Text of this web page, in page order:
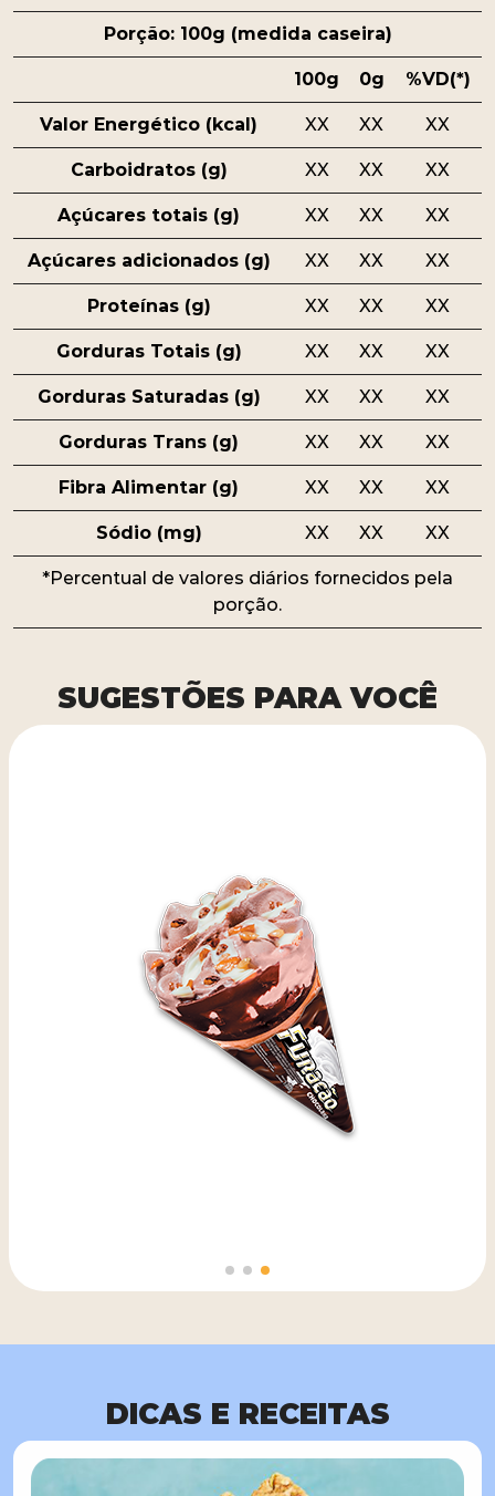
Porção: 100g (medida caseira)
100g 0g %VD(*)
Valor Energético (kcal) XX XX XX
Carboidratos (g) XX XX XX
Açúcares totais (g) XX XX XX
Açúcares adicionados (g) XX XX XX
Proteínas (g) XX XX XX
Gorduras Totais (g) XX XX XX
Gorduras Saturadas (g) XX XX XX
Gorduras Trans (g) XX XX XX
Fibra Alimentar (g) XX XX XX
Sódio (mg) XX XX XX
*Percentual de valores diários fornecidos pela
porção.
SUGESTÕES PARA VOCÊ
DICAS E RECEITAS